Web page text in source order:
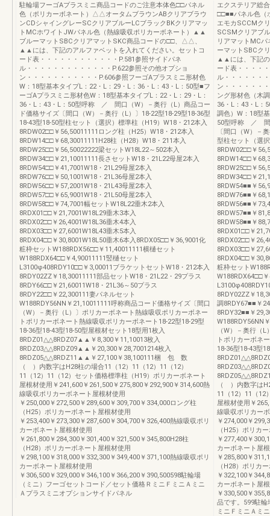
駐輪場フーゴAプラスミニ商品コードのご注意本体色□□パネル
色（ポリカーボネート）△△オータムブラウンABクリアブラウ
ンCDシャイングレーSCクリアブルーLCブラックBKクリアマッ
トMCホワイトJWパネル色（熱線吸収ポリカーボネート）▲▲
ブルーマットSBCクリアマットSKC商品コードの□□、△△、
▲▲には、下記のアルファベットを入れてください。セットコ
ード表・・・・・・・・・・・・P.581参照サイドパネ
ル・・・・・・・・・・・・・P.622参照その他オプショ
ン・・・・・・・・・・・P.606参照フーゴAプラスミニ形材色
W：18型基本タイプL：22・L：29・L：36・L：43・L：50型■フ
ーゴAプラスミニ形材色W：18型基本タイプL：22・L：29・L：
36・L：43・L：50型呼称 ／ 間口（W）－奥行（L）商品コー
ド価格サイズ〔間口（W）－奥行（L）〕18-22型18-29型18-36型
18-43型18-50型柱セット（選択）標準柱（H19）W18・212本入
8RDW02□□￥56,50011111ロング柱（H25）W18・212本入
8RDW14□□￥68,30011111H28柱（H28）W18・211本入
8RDW25□□￥56,50022222梁セットW18L22～502本入
8RDW34□□￥21,10011111長さセットW18・21L22母屋2本入
8RDW54□□￥41,7001W18・21L29母屋2本入
8RDW76□□￥50,1001W18・21L36母屋2本入
8RDW56□□￥57,2001W18・21L43母屋2本入
8RDW57□□￥65,9001W18・21L50母屋2本入
8RDW58□□￥74,7001幅セットW18L22垂木2本入
8RDX01□□￥21,7001W18L29垂木3本入
8RDX02□□￥26,4001W18L36垂木4本入
8RDX03□□￥27,6001W18L43垂木5本入
8RDX04□□￥30,8001W18L50垂木6本入8RDX05□□￥36,9001化
粧枠セットW188RDX56□□￥11,40011111横樋セット
W188RDX64□□￥4,90011111竪樋セット
L3100φ408RDY10□□￥3,00011ブラケットセットW18・212本入
8RDY02ZZ￥18,30011111部品セットW18・21L22・29プラス
8RDY66□□￥21,60011W18・21L36～50プラス
8RDY22□□￥22,300111妻パネルセット
W188RDY56NN￥21,10011111呼称商品コード価格サイズ〔間口
（W）－奥行（L）〕ポリカーボネート熱線吸収ポリカーボネー
トポリカーボネート熱線吸収ポリカーボネート18-22型18-29型
18-36型18-43型18-50型屋根材セット18型用1枚入
8RDZ01△△8RDZ07▲▲￥8,300￥11,10013枚入
8RDZ03△△8RDZ09▲▲￥20,300￥28,7001214枚入
8RDZ05△△8RDZ11▲▲￥27,100￥38,100111梱 包 数
（ ）内数字はH28柱の場合11（12）11（12）11（12）
11（12）11（12）セット価格標準柱（H19）ポリカーボネート
屋根材使用￥241,600￥261,500￥275,800￥292,900￥314,600熱
線吸収ポリカーボネート屋根材使用
￥250,000￥272,500￥289,600￥309,700￥334,000ロング柱
（H25）ポリカーボネート屋根材使用
￥253,400￥273,300￥287,600￥304,700￥326,400熱線吸収ポリ
カーボネート屋根材使用
￥261,800￥284,300￥301,400￥321,500￥345,800H28柱
（H28）ポリカーボネート屋根材使用
￥298,100￥318,000￥332,300￥349,400￥371,100熱線吸収ポリ
カーボネート屋根材使用
￥306,500￥329,000￥346,100￥366,200￥390,500598駐輪場
（ミニ）フーゴセットコード／セット価格ＲミニＦミニＡミニ
Ａプラスミニオプションサイドパネル
エクステリア総
□□■■パネル色（
エモカSCCMク
SCSMクリアブ
リアマットMC
ーマットSBCク
▲▲には、下記の
ード表・・・・
ル・・・・・・
ン・・・・・・
ング形材色（木
36・L：43・L：
調色）W：18型
50型呼称 ／ 間
〔間口（W）－
型柱セット（選
8RDW02□□￥
8RDW14□□￥
8RDW25□□￥
8RDW34□□￥
8RDW54■■￥
8RDW76■■￥
8RDW56■■￥
8RDW57■■￥
8RDW58■■￥
8RDX01□□￥
8RDX02□□￥
8RDX03□□￥
8RDX04□□￥
粧枠セット
W188RDX64□□
8RDY02ZZ￥
調8RDY67■■￥
8RDY32■■￥
W188RDY56NN
（W）－奥行（
トポリカーボネ
18-36型18-43型
（ ）内数字は
11（12）11（12
屋根材使用￥
線吸収ポリカー
￥274,000￥
（H25）ポリカ
￥277,400￥
カーボネート屋
￥285,800￥
（H28）ポリカ
￥322,100￥
カーボネート屋
￥330,500￥
品です。599駐輪
ミニＦミニＡミ